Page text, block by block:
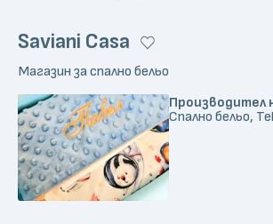
Saviani Casa
Магазин за спално бельо
Производител
Спално бельо,